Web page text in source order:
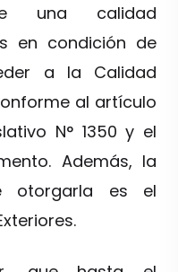
una calidad
en condición de
a la Calidad
al artículo
N° 1350 y el
Además, la
otorgarla es el